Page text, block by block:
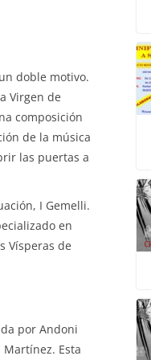
doble motivo.
Virgen de
composición
de la música
las puertas a
I Gemelli.
en
Vísperas de
por Andoni
Esta